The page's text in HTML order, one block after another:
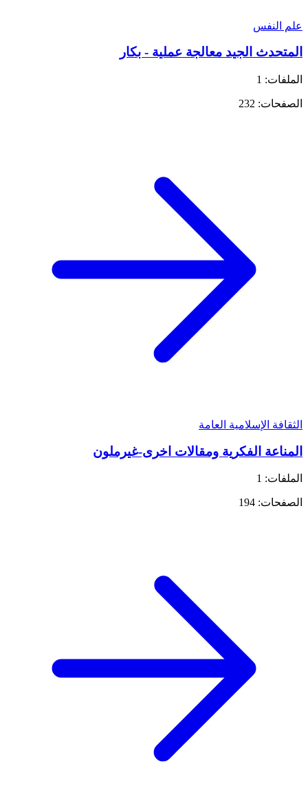
علم النفس
المتحدث الجيد معالجة عملية - بكار
الملفات: 1
الصفحات: 232
الثقافة الإسلامية العامة
المناعة الفكرية ومقالات اخرى-غيرملون
الملفات: 1
الصفحات: 194